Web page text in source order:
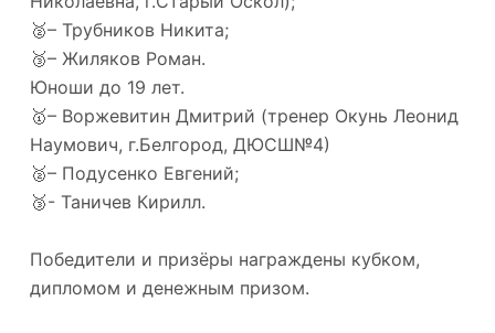
🥈– Трубников Никита;
🥉– Жиляков Роман.
Юноши до 19 лет.
🥇– Воржевитин Дмитрий (тренер Окунь Леонид
Наумович, г.Белгород, ДЮСШ№4)
🥈– Подусенко Евгений;
🥉- Таничев Кирилл.
Победители и призёры награждены кубком,
дипломом и денежным призом.